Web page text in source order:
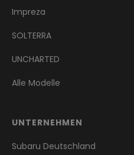
Impreza
SOLTERRA
UNCHARTED
Alle Modelle
UNTERNEHMEN
Subaru Deutschland